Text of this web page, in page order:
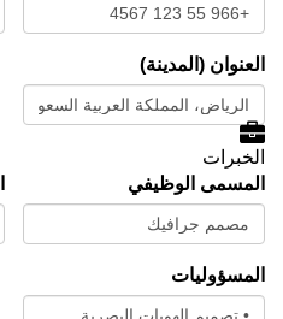
العنوان (المدينة)
الخبرات
المسمى الوظيفي
المسؤوليات